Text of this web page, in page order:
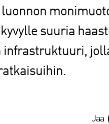
suuria
infrastruktuuri,
Jaa